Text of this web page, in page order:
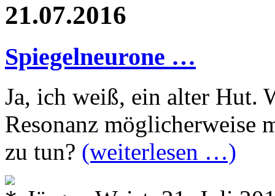
21.07.2016
Spiegelneurone …
Ja, ich weiß, ein alter Hut.
Resonanz möglicherweise
zu tun? (weiterlesen …)